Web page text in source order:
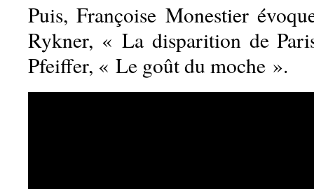
Puis, Françoise Monestier
Rykner, « La disparition de
Pfeiffer, « Le goût du moche ».